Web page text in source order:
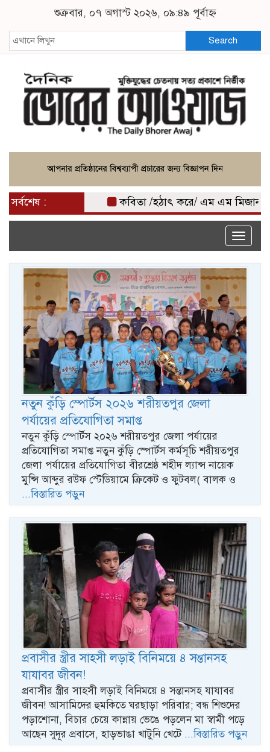
শুক্রবার, ০৭ অগাস্ট ২০২৬, ০৯:৪৯ পূর্বাহ্ন
Search
সর্বশেষ : কবিতা /হঠাৎ করে/ এম এম মিজান
Toggle
নতুন কুঁড়ি স্পোর্টস ২০২৬ শরীয়তপুর জেলা
পর্যায়ের প্রতিযোগিতা সমাপ্ত
নতুন কুঁড়ি স্পোর্টস ২০২৬ শরীয়তপুর জেলা পর্যায়ের
প্রতিযোগিতা সমাপ্ত নতুন কুঁড়ি স্পোর্টস কর্মসূচি শরীয়তপুর
জেলা পর্যায়ের প্রতিযোগিতা বীরশ্রেষ্ঠ শহীদ ল্যান্স নায়েক
মুন্সি আব্দুর রউফ স্টেডিয়ামে ক্রিকেট ও ফুটবল( বালক ও
...বিস্তারিত পড়ুন
প্রবাসীর স্ত্রীর সাহসী লড়াই বিনিময়ে ৪ সন্তানসহ
যাযাবর জীবন!
প্রবাসীর স্ত্রীর সাহসী লড়াই বিনিময়ে ৪ সন্তানসহ যাযাবর
জীবন! আসামিদের হুমকিতে ঘরছাড়া পরিবার; বন্ধ শিশুদের
পড়াশোনা, বিচার চেয়ে কান্নায় ভেঙে পড়লেন মা স্বামী পড়ে
আছেন সুদূর প্রবাসে, হাড়ভাঙা খাটুনি খেটে ...বিস্তারিত পড়ুন